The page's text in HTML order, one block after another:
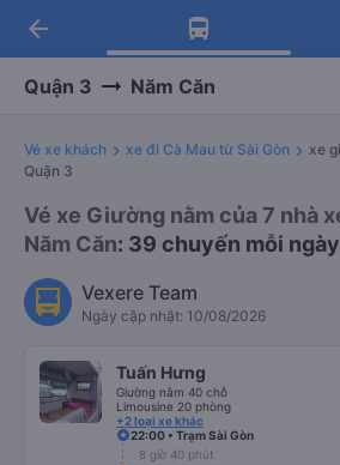
Tải app Vexere ngay!
Nhận ưu đãi thành viên độc
Tải app Vexere
-30k/ghế khi đặt vé máy
arrow_back
Quận 3 Năm Căn
Vé xe khách xe đi Cà Mau từ Sài Gòn
xe
Quận 3
Vé xe Giường nằm của 7 nhà
Năm Căn: 39 chuyến mỗi ngày
Vexere Team
Ngày cập nhật: 10/08/2026
Tuấn Hưng
Giường nằm 40 chỗ
Limousine 20 phòng
+2 loại xe khác
22:00 • Trạm Sài Gòn
8 giờ 40 phút